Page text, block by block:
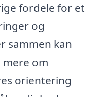
fordele for et
og
sammen kan
om
orientering